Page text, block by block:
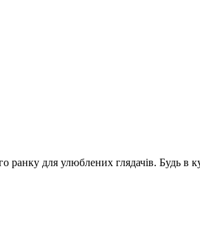
ранку для улюблених глядачів. Будь в